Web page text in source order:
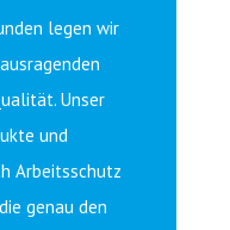
legen wir
Unser
und
Arbeitsschutz
genau den